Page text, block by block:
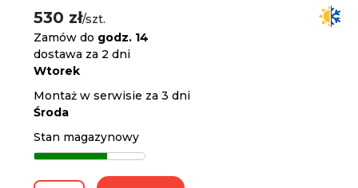
530 zł/szt.
Zamów do godz. 14
dostawa za 2 dni
Wtorek
Montaż w serwisie za 3 dni
Środa
Stan magazynowy